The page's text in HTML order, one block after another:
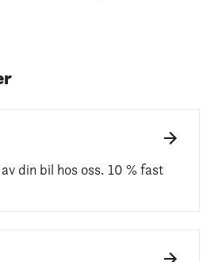
din bil hos oss. 10 % fast